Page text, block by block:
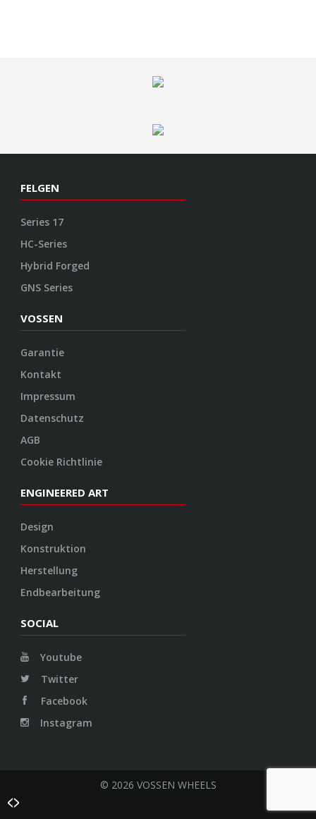
FELGEN
Series 17
HC-Series
Hybrid Forged
GNS Series
VOSSEN
Garantie
Kontakt
Impressum
Datenschutz
AGB
Cookie Richtlinie
ENGINEERED ART
Design
Konstruktion
Herstellung
Endbearbeitung
SOCIAL
Youtube
Twitter
Facebook
Instagram
© 2026 VOSSEN WHEELS